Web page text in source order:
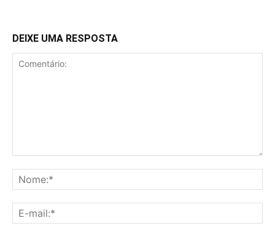
DEIXE UMA RESPOSTA